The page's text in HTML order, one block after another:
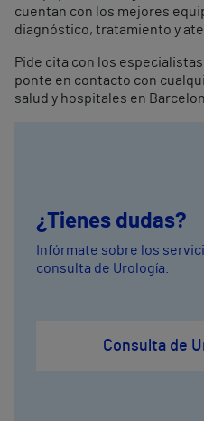
cuentan con los mejores
diagnóstico, tratamiento y
Pide cita con los
ponte en contacto con
salud y hospitales en
¿Tienes dudas?
Infórmate sobre los
consulta de Urología.
Consulta de